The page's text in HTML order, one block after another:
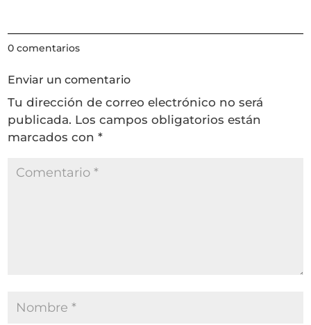
0 comentarios
Enviar un comentario
Tu dirección de correo electrónico no será
publicada. Los campos obligatorios están
marcados con*